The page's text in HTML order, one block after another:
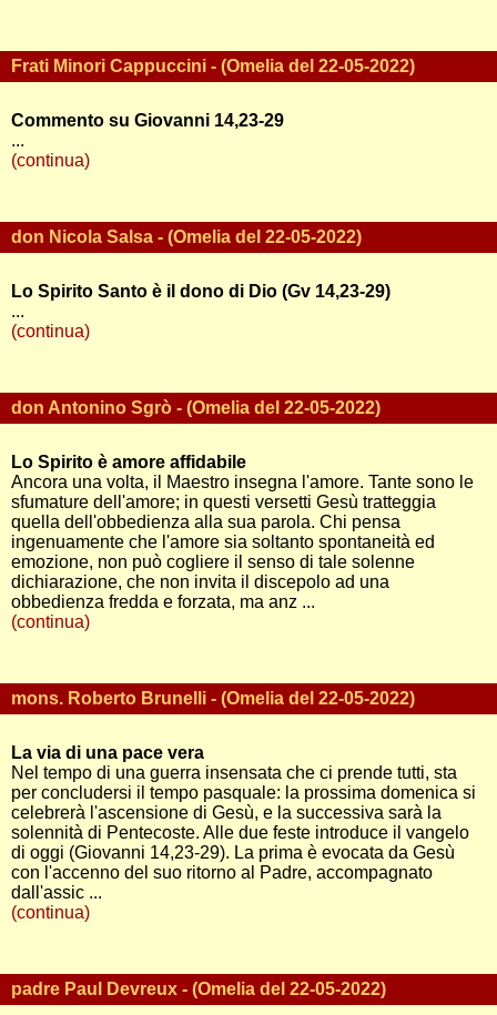
Frati Minori Cappuccini - (Omelia del 22-05-2022)
Commento su Giovanni 14,23-29
...
(continua)
don Nicola Salsa - (Omelia del 22-05-2022)
Lo Spirito Santo è il dono di Dio (Gv 14,23-29)
...
(continua)
don Antonino Sgrò - (Omelia del 22-05-2022)
Lo Spirito è amore affidabile
Ancora una volta, il Maestro insegna l'amore. Tante sono le
sfumature dell'amore; in questi versetti Gesù tratteggia
quella dell'obbedienza alla sua parola. Chi pensa
ingenuamente che l'amore sia soltanto spontaneità ed
emozione, non può cogliere il senso di tale solenne
dichiarazione, che non invita il discepolo ad una
obbedienza fredda e forzata, ma anz ...
(continua)
mons. Roberto Brunelli - (Omelia del 22-05-2022)
La via di una pace vera
Nel tempo di una guerra insensata che ci prende tutti, sta
per concludersi il tempo pasquale: la prossima domenica si
celebrerà l'ascensione di Gesù, e la successiva sarà la
solennità di Pentecoste. Alle due feste introduce il vangelo
di oggi (Giovanni 14,23-29). La prima è evocata da Gesù
con l'accenno del suo ritorno al Padre, accompagnato
dall'assic ...
(continua)
padre Paul Devreux - (Omelia del 22-05-2022)